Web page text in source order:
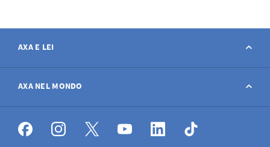
AXA E LEI
Contatto
Avviso sinistro
AXA NEL MONDO
AXA nel mondo